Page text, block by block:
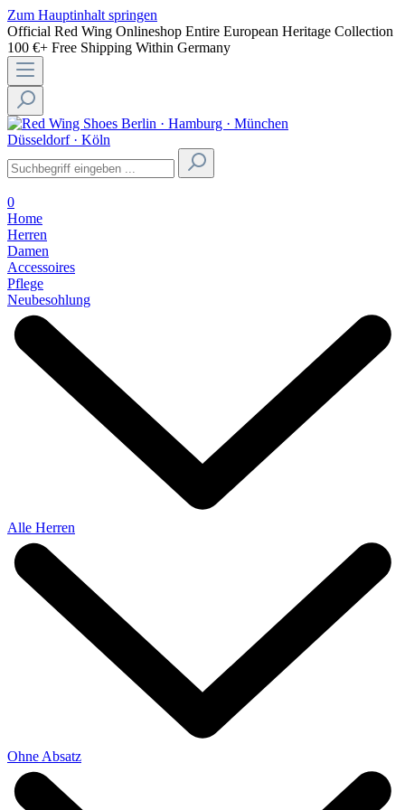
Zum Hauptinhalt springen
Official Red Wing Onlineshop Entire European Heritage Collection
100 €+ Free Shipping Within Germany
Berlin · Hamburg · München
Düsseldorf · Köln
0
Home
Herren
Damen
Accessoires
Pflege
Neubesohlung
Alle Herren
Ohne Absatz